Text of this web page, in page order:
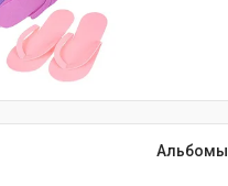
Альбомы